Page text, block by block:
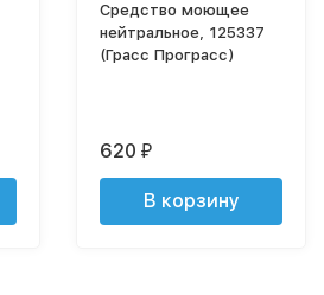
Средство моющее
нейтральное, 125337
(Грасс Програсс)
620 ₽
В корзину